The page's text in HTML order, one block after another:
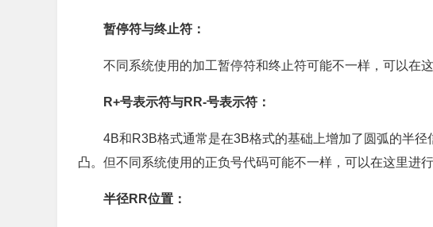
暂停符与终止符：
不同系统使用的加工暂停符和终止符可能不一样，可以在这
R+号表示符与RR-号表示符：
4B和R3B格式通常是在3B格式的基础上增加了圆弧的半
凸。但不同系统使用的正负号代码可能不一样，可以在这里进行
半径RR位置：